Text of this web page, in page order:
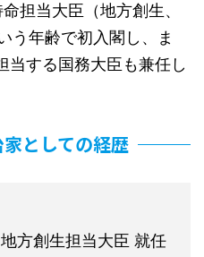
担当大臣（地方創生、
う年齢で初入閣し、ま
当する国務大臣も兼任し
としての経歴
方創生担当大臣 就任